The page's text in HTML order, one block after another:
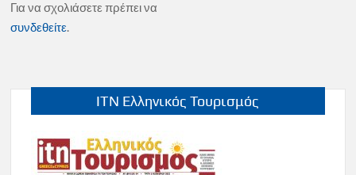
Για να σχολιάσετε πρέπει να
συνδεθείτε.
ITN Ελληνικός Τουρισμός